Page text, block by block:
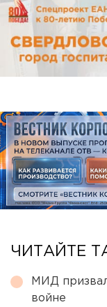
ЧИТАЙТЕ
МИД
войне